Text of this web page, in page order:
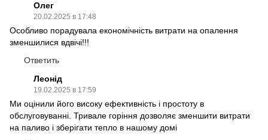
Олег
20.02.2025 в 17:48
Особливо порадувала економічність витрати на опалення
зменшилися вдвічі!!!
Ответить
Леонід
19.02.2025 в 17:59
Ми оцінили його високу ефективність і простоту в
обслуговуванні. Тривале горіння дозволяє зменшити витрати
на паливо і зберігати тепло в нашому домі